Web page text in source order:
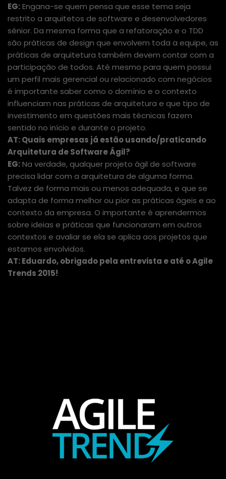
EG:Engana-se quem pensa que esse tema seja
restrito a arquitetos de software e desenvolvedores
sênior. Da mesma forma que a refatoração e o TDD
são práticas de design que envolvem toda a equipe, as
práticas de arquitetura também devem contar com a
participação de todos. Até mesmo para quem possui
um perfil mais gerencial ou relacionado com negócios
é importante saber como o domínio e o contexto
influenciam nas práticas de arquitetura e que tipo de
investimento em questões mais técnicas fazem
sentido no início e durante o projeto.
AT: Quais empresas já estão usando/praticando
Arquitetura de Software Ágil?
EG:Na verdade, qualquer projeto ágil de software
precisa lidar com a arquitetura de alguma forma.
Talvez de forma mais ou menos adequada, e que se
adapta de forma melhor ou pior as práticas ágeis e ao
contexto da empresa. O importante é aprendermos
sobre ideias e práticas que funcionaram em outros
contextos e avaliar se ela se aplica aos projetos que
estamos envolvidos.
AT: Eduardo, obrigado pela entrevista e até o Agile
Trends 2015!